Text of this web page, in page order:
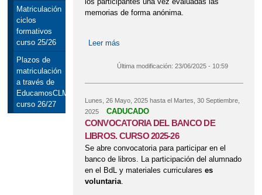
Matriculación
ciclos
formativos
curso 25/26
Plazos de
matriculación
a través de
EducamosCLM
curso 26/27
memorias de forma anónima.
Leer más
concesión del servicio de cafetería del
Última modificación: 23/06/2025 - 10:59
Lunes, 26 Mayo, 2025hasta el Martes, 30 Septiembre,
2025
CADUCADO
CONVOCATORIA DEL BANCO DE
LIBROS. CURSO 2025-26
Se abre convocatoria para participar en el
banco de libros. La participación del alumnado
en el BdL y materiales curriculares es
voluntaria.